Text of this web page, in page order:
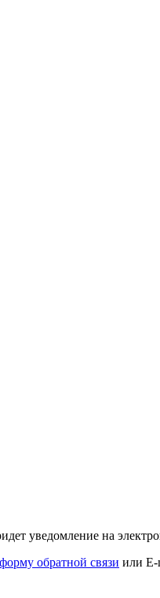
уведомление на
форму обратной связи или E-